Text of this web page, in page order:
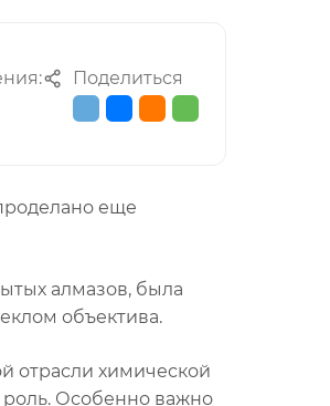
Поделиться
еще
алмазов, была
объектива.
отрасли химической
Особенно важно